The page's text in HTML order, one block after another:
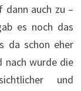
dann auch zu –
es noch das
da schon eher
nach wurde die
und